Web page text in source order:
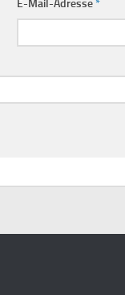
E-Mail-Adresse*